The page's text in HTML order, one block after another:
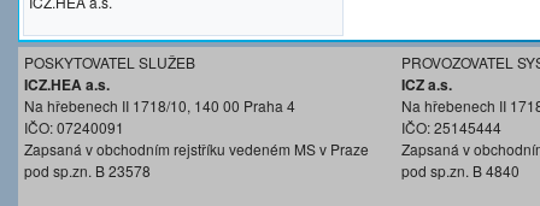
POSKYTOVATEL SLUŽEB
ICZ.HEA a.s.
Na hřebenech II 1718/10, 140 00 Praha 4
IČO: 07240091
Zapsaná v obchodním rejstříku vedeném MS v Praze
pod sp.zn. B 23578
PROVOZOVATEL
ICZ a.s.
Na hřebenech II
IČO: 25145444
Zapsaná v
pod sp.zn. B 4840